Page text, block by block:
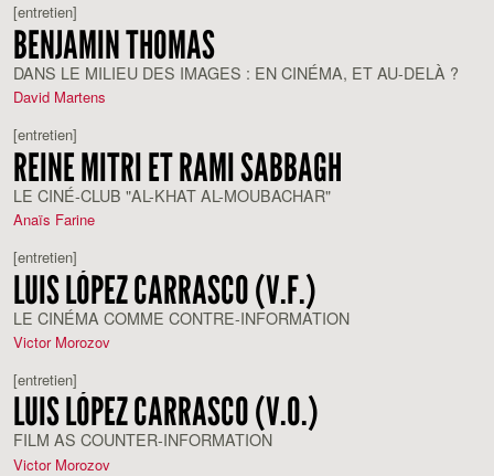
[entretien]
BENJAMIN THOMAS
DANS LE MILIEU DES IMAGES : EN CINÉMA, ET AU-DELÀ ?
David Martens
[entretien]
REINE MITRI ET RAMI SABBAGH
LE CINÉ-CLUB "AL-KHAT AL-MOUBACHAR"
Anaïs Farine
[entretien]
LUIS LÓPEZ CARRASCO (V.F.)
LE CINÉMA COMME CONTRE-INFORMATION
Victor Morozov
[entretien]
LUIS LÓPEZ CARRASCO (V.O.)
FILM AS COUNTER-INFORMATION
Victor Morozov